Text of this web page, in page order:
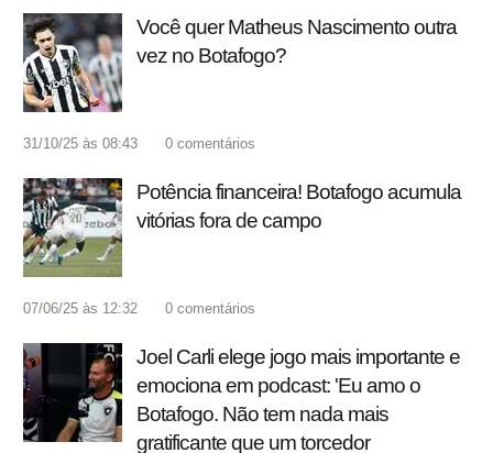
Você quer Matheus Nascimento outra
vez no Botafogo?
31/10/25 às 08:43 0 comentários
Potência financeira! Botafogo acumula
vitórias fora de campo
07/06/25 às 12:32 0 comentários
Joel Carli elege jogo mais importante e
emociona em podcast: 'Eu amo o
Botafogo. Não tem nada mais
gratificante que um torcedor